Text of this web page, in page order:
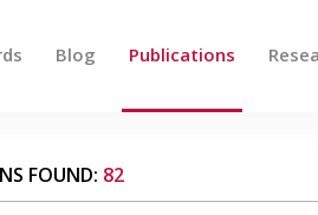
Blog Publications
to review and enter to go
FOUND: 82